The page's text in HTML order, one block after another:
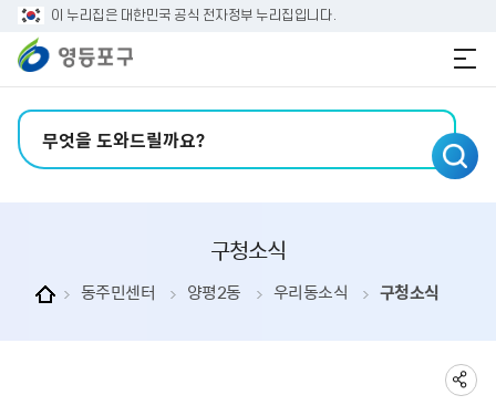
본문 바로가기
주메뉴 바로가기
이 누리집은 대한민국 공식 전자정부 누리집입니다.
구청소식
동주민센터 양평2동 우리동소식 구청소식